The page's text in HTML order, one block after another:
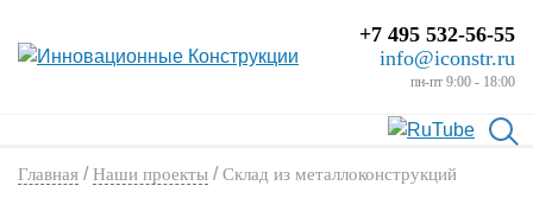
+7 495 532-56-55
info@iconstr.ru
пн-пт 9:00 - 18:00
Главная /Наши проекты /Склад из металлоконструкций